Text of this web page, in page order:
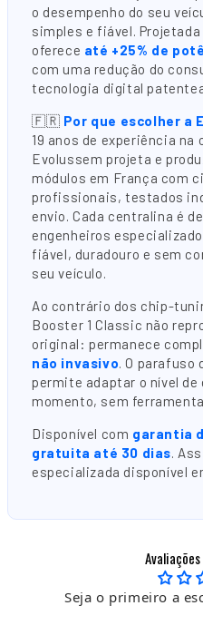
o desempenho do seu
simples e fiável.
oferece até +25% de
com uma redução do
tecnologia digital
🇫🇷 Por que escolher a
19 anos de experiência
Evolussem projeta e
módulos em França com
profissionais, testados
envio. Cada centralina é
engenheiros
fiável, duradouro e sem
seu veículo.
Ao contrário dos chip-
Booster 1 Classic não
original: permanece
não invasivo. O parafuso
permite adaptar o nível de
momento, sem
Disponível com garantia
gratuita até 30 dias.
especializada disponível
Seja o primeiro a